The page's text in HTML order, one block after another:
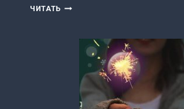
ЧИТАТЬ КАССИРША
(ИСТОРИЯ
КРИВОВА)
ГЕРЦЕВА
(СТЕЛЛА
ЮСУПОВА))